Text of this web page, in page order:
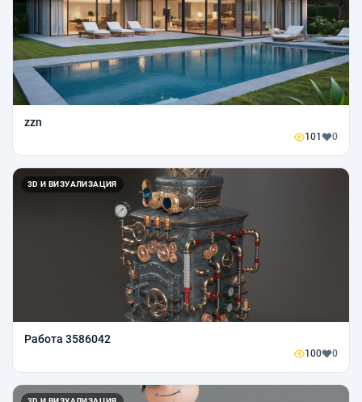
zzn
101 0
3D И ВИЗУАЛИЗАЦИЯ
Работа 3586042
100 0